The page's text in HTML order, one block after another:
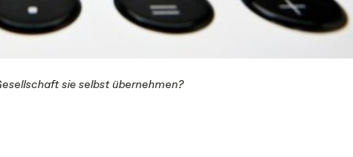
sie selbst übernehmen?